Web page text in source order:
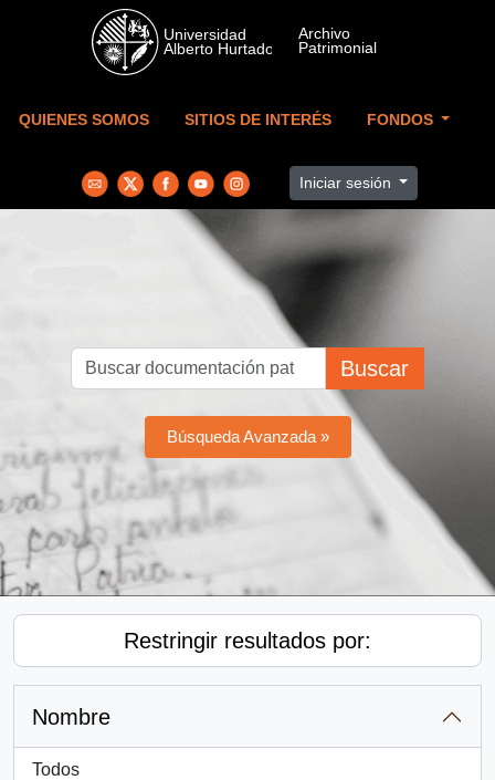
Skip to main content
QUIENES SOMOS SITIOS DE INTERÉS FONDOS
Iniciar sesión
Buscar
Búsqueda Avanzada »
Restringir resultados por:
Nombre
Todos